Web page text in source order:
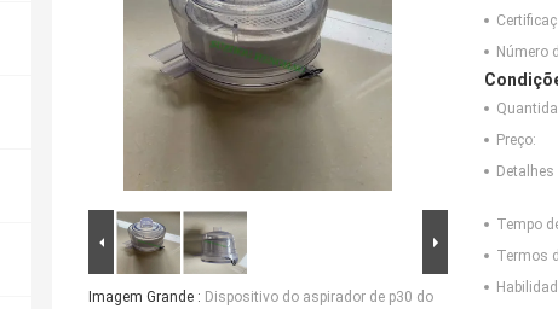
Imagem Grande : Dispositivo do aspirador de p30 do
Número
Preço:
Tempo
Termos